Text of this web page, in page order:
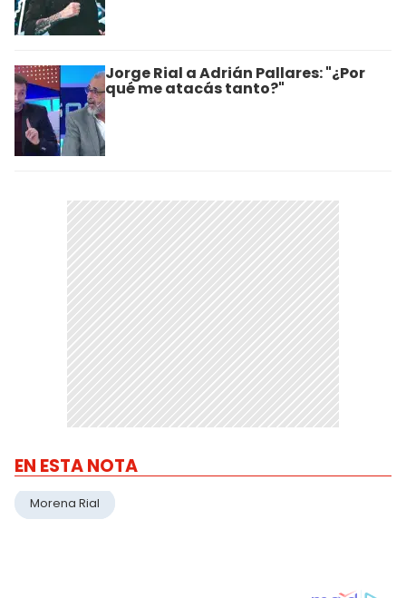
Jorge Rial a Adrián Pallares: "¿Por
qué me atacás tanto?"
EN ESTA NOTA
Morena Rial